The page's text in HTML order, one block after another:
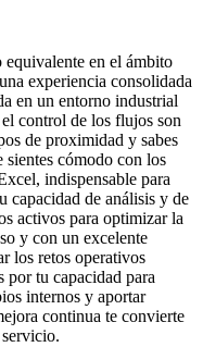
en el ámbito
experiencia consolidada
en un entorno industrial
control de los flujos son
de proximidad y sabes
sientes cómodo con los
indispensable para
capacidad de análisis y de
activos para optimizar la
y con un excelente
los retos operativos
por tu capacidad para
internos y aportar
continua te convierte